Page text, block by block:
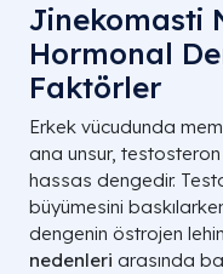
Jinekomasti
Hormonal
Faktörler
Erkek vücudunda
ana unsur,
hassas dengedir.
büyümesini
dengenin östrojen
nedenleri arasında